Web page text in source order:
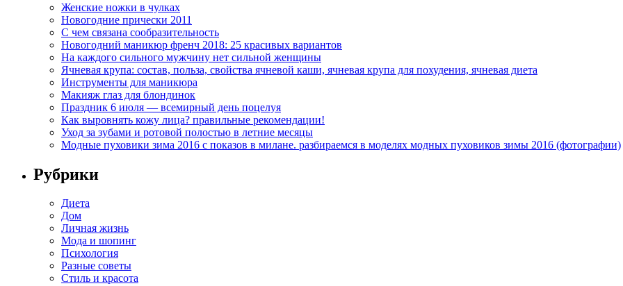
Женские ножки в чулках
Новогодние прически 2011
С чем связана сообразительность
Новогодний маникюр френч 2018: 25 красивых вариантов
На каждого сильного мужчину нет сильной женщины
Ячневая крупа: состав, польза, свойства ячневой каши, ячневая крупа для похудения, ячневая диета
Инструменты для маникюра
Макияж глаз для блондинок
Праздник 6 июля — всемирный день поцелуя
Как выровнять кожу лица? правильные рекомендации!
Уход за зубами и ротовой полостью в летние месяцы
Модные пуховики зима 2016 с показов в милане. разбираемся в моделях модных пуховиков зимы 2016 (фотографии)
Рубрики
Диета
Дом
Личная жизнь
Мода и шопинг
Психология
Разные советы
Стиль и красота